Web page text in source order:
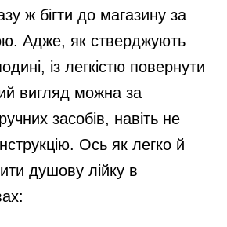
ж бігти до магазину за
Адже, як стверджують
із легкістю повернути
вигляд можна за
засобів, навіть не
Ось як легко й
душову лійку в